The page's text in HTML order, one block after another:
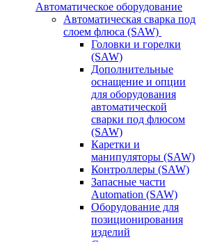
Автоматическое оборудование
Автоматическая сварка под
слоем флюса (SAW)
Головки и горелки
(SAW)
Дополнительные
оснащение и опции
для оборудования
автоматической
сварки под флюсом
(SAW)
Каретки и
манипуляторы (SAW)
Контроллеры (SAW)
Запасные части
Automation (SAW)
Оборудование для
позиционирования
изделий